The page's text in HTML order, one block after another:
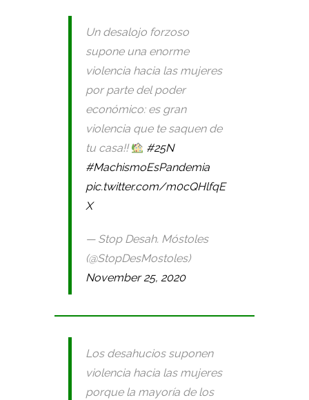
Un desalojo forzoso
supone una enorme
violencia hacia las mujeres
por parte del poder
económico: es gran
violencia que te saquen de
tu casa!!
#25N
#MachismoEsPandemia
pic.twitter.com/m0cQHlfqE
X
— Stop Desah. Móstoles
(@StopDesMostoles)
November 25, 2020
Los desahucios suponen
violencia hacia las mujeres
porque la mayoría de los